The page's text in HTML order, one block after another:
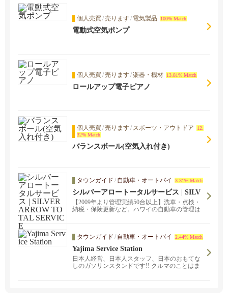
個人売買 /売ります/ 電気製品 100% Match
電動式空気ポンプ
個人売買 /売ります/楽器・機材 13.81% Match
ロールアップ電子ピアノ
個人売買 /売ります/ スポーツ・アウトドア
12.
32% Match
バランスボール(空気入れ付き)
タウンガイド / 自動車・オートバイ 3.31% Match
シルバーアロートータルサービス | SILV
ER ARROW TOTAL SERVICE
【2009年より管理実績50台以上】洗車・点検・
納税・保険更新など。ハワイの自動車の管理は
タウンガイド / 自動車・オートバイ 2.44% Match
Yajima Service Station
日本人経営、日本人スタッフ、日本のおもてな
しのガソリンスタンドです!! クルマのことはま